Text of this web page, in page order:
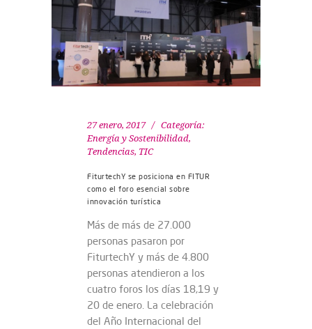
27 enero, 2017
Categoría:
Energía y Sostenibilidad,
Tendencias, TIC
FiturtechY se posiciona en FITUR
como el foro esencial sobre
innovación turística
Más de más de 27.000
personas pasaron por
FiturtechY y más de 4.800
personas atendieron a los
cuatro foros los días 18,19 y
20 de enero. La celebración
del Año Internacional del